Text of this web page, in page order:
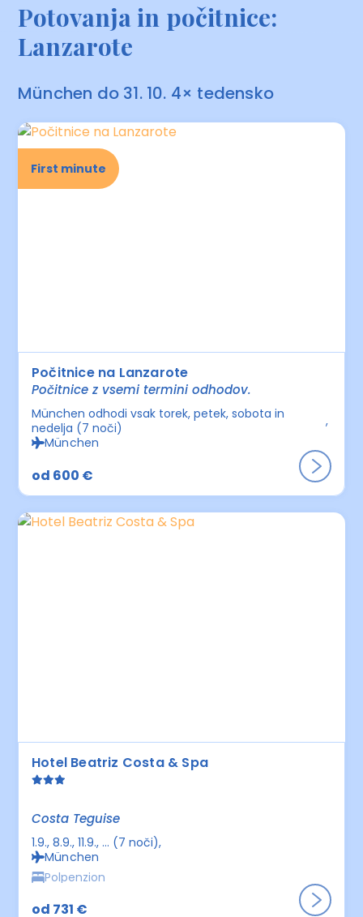
Potovanja in počitnice:
Lanzarote
München do 31. 10. 4× tedensko
First minute
Počitnice na Lanzarote
Počitnice z vsemi termini odhodov.
München odhodi vsak torek, petek, sobota in
nedelja (7 noči)
München
od 600 €
Hotel Beatriz Costa & Spa
Costa Teguise
1.9., 8.9., 11.9., ... (7 noči)
München
Polpenzion
od 731 €